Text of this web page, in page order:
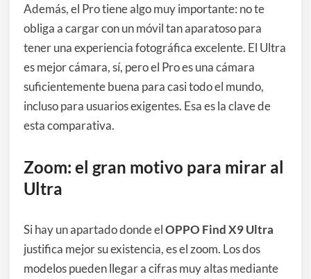
Además, el Pro tiene algo muy importante: no te
obliga a cargar con un móvil tan aparatoso para
tener una experiencia fotográfica excelente. El Ultra
es mejor cámara, sí, pero el Pro es una cámara
suficientemente buena para casi todo el mundo,
incluso para usuarios exigentes. Esa es la clave de
esta comparativa.
Zoom: el gran motivo para mirar al
Ultra
Si hay un apartado donde elOPPO Find X9 Ultra
justifica mejor su existencia, es el zoom. Los dos
modelos pueden llegar a cifras muy altas mediante